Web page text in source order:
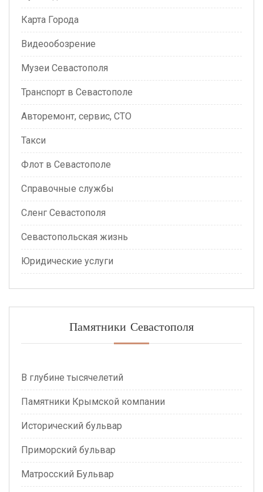
Карта Города
Видеообозрение
Музеи Севастополя
Транспорт в Севастополе
Авторемонт, сервис, СТО
Такси
Флот в Севастополе
Справочные службы
Сленг Севастополя
Севастопольская жизнь
Юридические услуги
Памятники Севастополя
В глубине тысячелетий
Памятники Крымской компании
Исторический бульвар
Приморский бульвар
Матросский Бульвар